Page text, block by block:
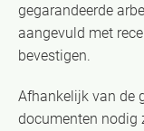
gegarandeerde
aangevuld met
bevestigen.
Afhankelijk van de
documenten nodig